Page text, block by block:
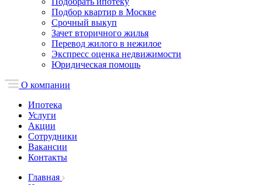
Подбор квартир в Москве
Срочный выкуп
Зачет вторичного жилья
Перевод жилого в нежилое
Экспресс оценка недвижимости
Юридическая помощь
О компании
Ипотека
Услуги
Акции
Сотрудники
Вакансии
Контакты
Главная